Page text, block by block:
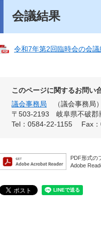
会議結果
令和7年第2回臨時会の会
このページに関するお問い
議会事務局
議会事務局
〒503-2193
岐阜県不破郡
Tel：0584-22-1155
Fax
PDF形式の
Adobe